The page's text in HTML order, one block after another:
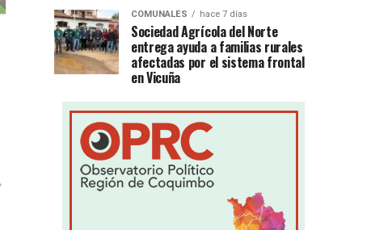
COMUNALES hace 7 días
Sociedad Agrícola del Norte
entrega ayuda a familias rurales
afectadas por el sistema frontal
en Vicuña